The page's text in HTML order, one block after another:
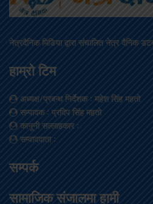
नेत्रदैनिक मिडिया द्वारा संचालित नेत्र दैनिक
हाम्रो टिम
अध्यक्ष/प्रबन्ध निर्देशक: महेश सिंह महतो
सम्पादक: प्रदिप सिंह महतो
कानूनी सल्लाहकार:
सम्वाददाता:
सम्पर्क
सामाजिक संजालमा हामी